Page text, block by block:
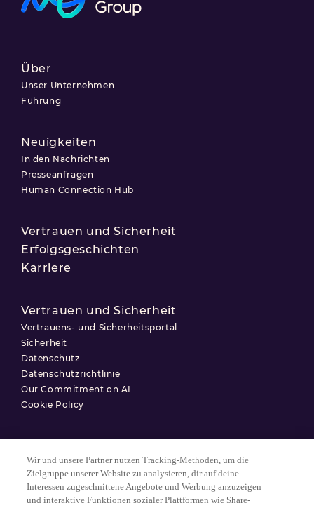
Über
Unser Unternehmen
Führung
Neuigkeiten
In den Nachrichten
Presseanfragen
Human Connection Hub
Vertrauen und Sicherheit
Erfolgsgeschichten
Karriere
Vertrauen und Sicherheit
Vertrauens- und Sicherheitsportal
Sicherheit
Datenschutz
Datenschutzrichtlinie
Our Commitment on AI
Cookie Policy
Nutzungsbedingungen
Datenschutzerklärung
Wir und unsere Partner nutzen Tracking-Methoden, um die
Zielgruppe unserer Website zu analysieren, dir auf deine
Interessen zugeschnittene Angebote und Werbung anzuzeigen
und interaktive Funktionen sozialer Plattformen wie Share-